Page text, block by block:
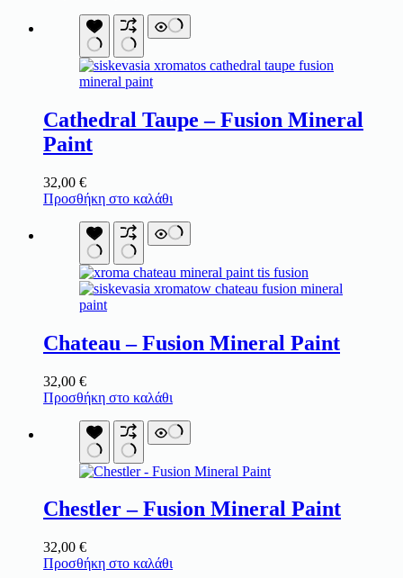
Cathedral Taupe – Fusion Mineral
Paint
32,00 €
Προσθήκη στο καλάθι
Chateau – Fusion Mineral Paint
32,00 €
Προσθήκη στο καλάθι
Chestler – Fusion Mineral Paint
32,00 €
Προσθήκη στο καλάθι